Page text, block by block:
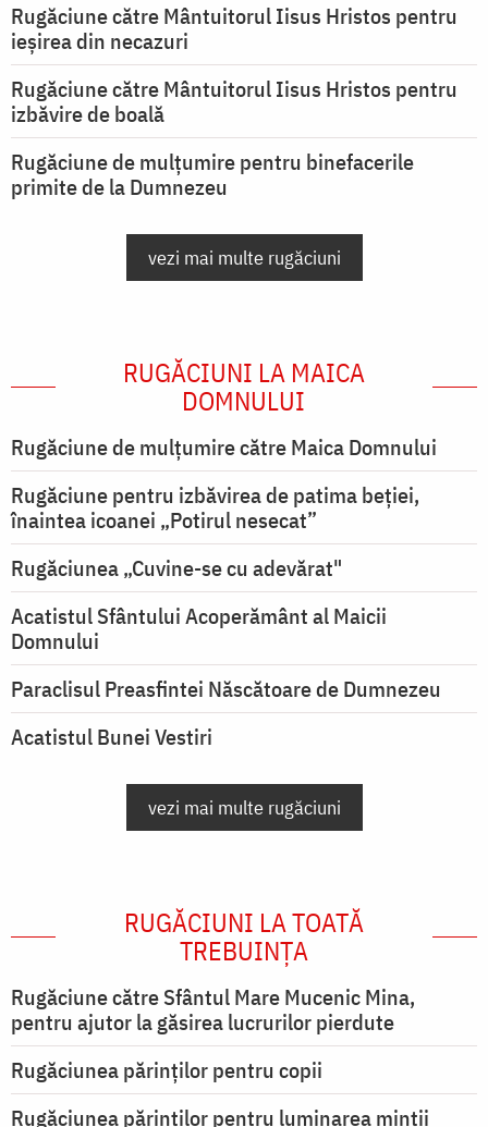
Rugăciune către Mântuitorul Iisus Hristos pentru
ieşirea din necazuri
Rugăciune către Mântuitorul Iisus Hristos pentru
izbăvire de boală
Rugăciune de mulțumire pentru binefacerile
primite de la Dumnezeu
vezi mai multe rugăciuni
RUGĂCIUNI LA MAICA
DOMNULUI
Rugăciune de mulţumire către Maica Domnului
Rugăciune pentru izbăvirea de patima beției,
înaintea icoanei „Potirul nesecat”
Rugăciunea „Cuvine-se cu adevărat"
Acatistul Sfântului Acoperământ al Maicii
Domnului
Paraclisul Preasfintei Născătoare de Dumnezeu
Acatistul Bunei Vestiri
vezi mai multe rugăciuni
RUGĂCIUNI LA TOATĂ
TREBUINȚA
Rugăciune către Sfântul Mare Mucenic Mina,
pentru ajutor la găsirea lucrurilor pierdute
Rugăciunea părinților pentru copii
Rugăciunea părinților pentru luminarea minţii